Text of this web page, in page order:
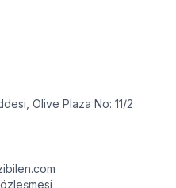
Olive Plaza No: 11/2